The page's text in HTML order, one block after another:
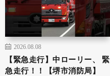
2026.08.08
【緊急走行】中ローリー、 緊
急走行！！【堺市消防局】